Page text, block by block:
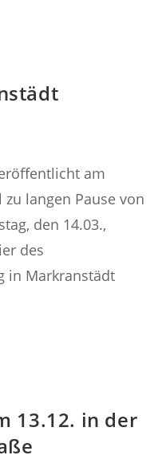
am
langen Pause von
den 14.03.,
des
in Markranstädt
13.12. in der